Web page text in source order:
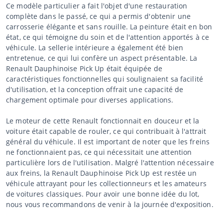
Ce modèle particulier a fait l'objet d'une restauration
complète dans le passé, ce qui a permis d'obtenir une
carrosserie élégante et sans rouille. La peinture était en bon
état, ce qui témoigne du soin et de l'attention apportés à ce
véhicule. La sellerie intérieure a également été bien
entretenue, ce qui lui confère un aspect présentable. La
Renault Dauphinoise Pick Up était équipée de
caractéristiques fonctionnelles qui soulignaient sa facilité
d'utilisation, et la conception offrait une capacité de
chargement optimale pour diverses applications.
Le moteur de cette Renault fonctionnait en douceur et la
voiture était capable de rouler, ce qui contribuait à l'attrait
général du véhicule. Il est important de noter que les freins
ne fonctionnaient pas, ce qui nécessitait une attention
particulière lors de l'utilisation. Malgré l'attention nécessaire
aux freins, la Renault Dauphinoise Pick Up est restée un
véhicule attrayant pour les collectionneurs et les amateurs
de voitures classiques. Pour avoir une bonne idée du lot,
nous vous recommandons de venir à la journée d'exposition.